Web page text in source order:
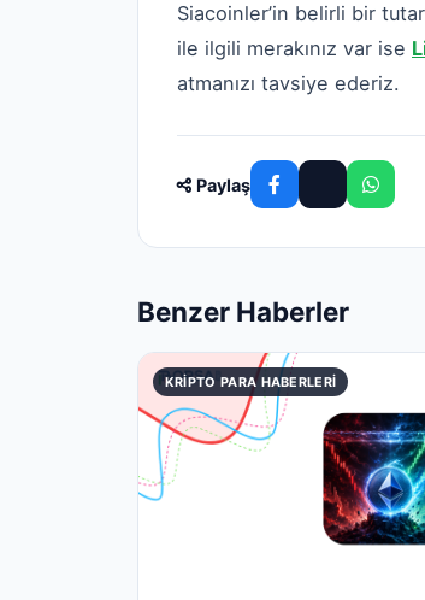
Siacoinler’in belirli bir
ile ilgili merakınız var ise
atmanızı tavsiye ederiz.
Paylaş
Benzer Haberler
KRIPTO PARA HABERLERI